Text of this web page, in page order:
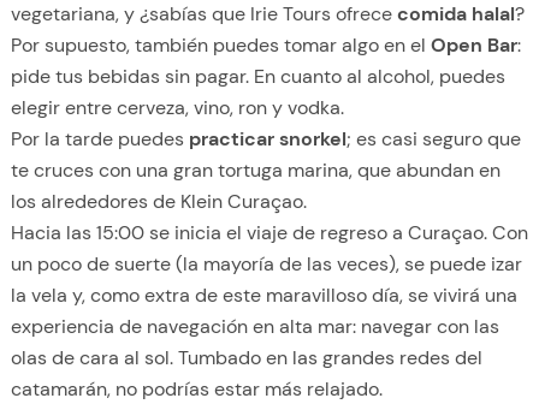
vegetariana, y ¿sabías que Irie Tours ofrececomida halal?
Por supuesto, también puedes tomar algo en el Open Bar:
pide tus bebidas sin pagar. En cuanto al alcohol, puedes
elegir entre cerveza, vino, ron y vodka.
Por la tarde puedes practicar snorkel; es casi seguro que
te cruces con una gran tortuga marina, que abundan en
los alrededores de Klein Curaçao.
Hacia las 15:00 se inicia el viaje de regreso a Curaçao. Con
un poco de suerte (la mayoría de las veces), se puede izar
la vela y, como extra de este maravilloso día, se vivirá una
experiencia de navegación en alta mar: navegar con las
olas de cara al sol. Tumbado en las grandes redes del
catamarán, no podrías estar más relajado.